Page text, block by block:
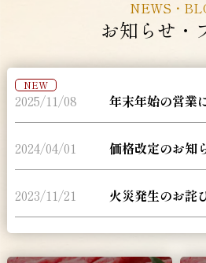
NEWS・
お知らせ・
2025/11/08
NEW
年末年始の営業
2024/04/01 価格改定のお知
2023/11/21 火災発生のお詫